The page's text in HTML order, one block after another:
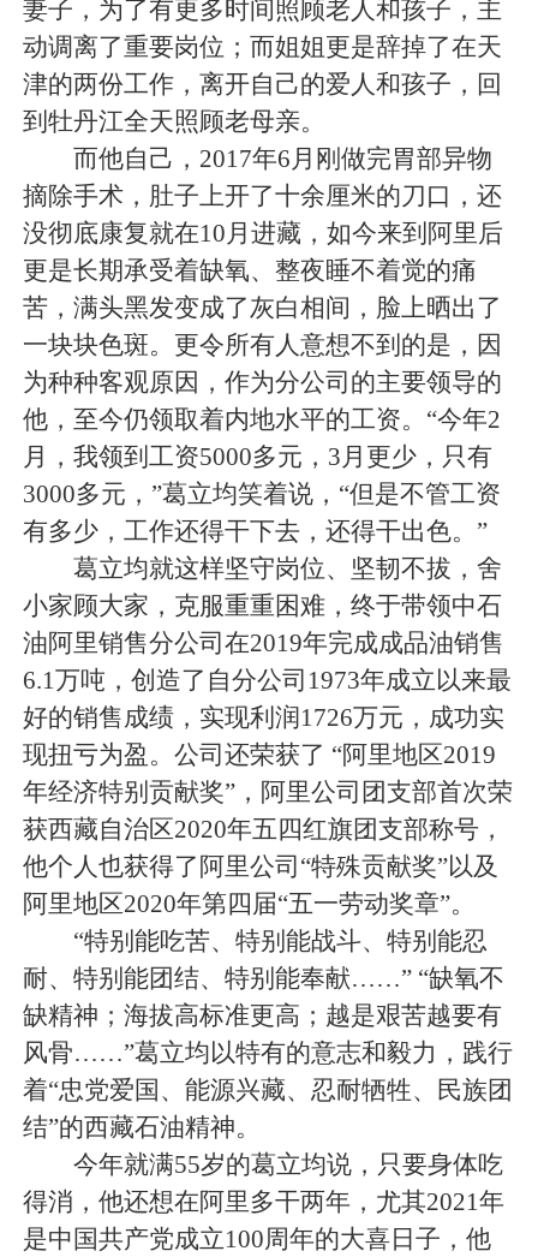
妻子，为了有更多时间照顾老人和孩子，主
动调离了重要岗位；而姐姐更是辞掉了在天
津的两份工作，离开自己的爱人和孩子，回
到牡丹江全天照顾老母亲。
而他自己，2017年6月刚做完胃部异物
摘除手术，肚子上开了十余厘米的刀口，还
没彻底康复就在10月进藏，如今来到阿里后
更是长期承受着缺氧、整夜睡不着觉的痛
苦，满头黑发变成了灰白相间，脸上晒出了
一块块色斑。更令所有人意想不到的是，因
为种种客观原因，作为分公司的主要领导的
他，至今仍领取着内地水平的工资。“今年2
月，我领到工资5000多元，3月更少，只有
3000多元，”葛立均笑着说，“但是不管工资
有多少，工作还得干下去，还得干出色。”
葛立均就这样坚守岗位、坚韧不拔，舍
小家顾大家，克服重重困难，终于带领中石
油阿里销售分公司在2019年完成成品油销售
6.1万吨，创造了自分公司1973年成立以来最
好的销售成绩，实现利润1726万元，成功实
现扭亏为盈。公司还荣获了 “阿里地区2019
年经济特别贡献奖”，阿里公司团支部首次荣
获西藏自治区2020年五四红旗团支部称号，
他个人也获得了阿里公司“特殊贡献奖”以及
阿里地区2020年第四届“五一劳动奖章”。
“特别能吃苦、特别能战斗、特别能忍
耐、特别能团结、特别能奉献……” “缺氧不
缺精神；海拔高标准更高；越是艰苦越要有
风骨……”葛立均以特有的意志和毅力，践行
着“忠党爱国、能源兴藏、忍耐牺牲、民族团
结”的西藏石油精神。
今年就满55岁的葛立均说，只要身体吃
得消，他还想在阿里多干两年，尤其2021年
是中国共产党成立100周年的大喜日子，他